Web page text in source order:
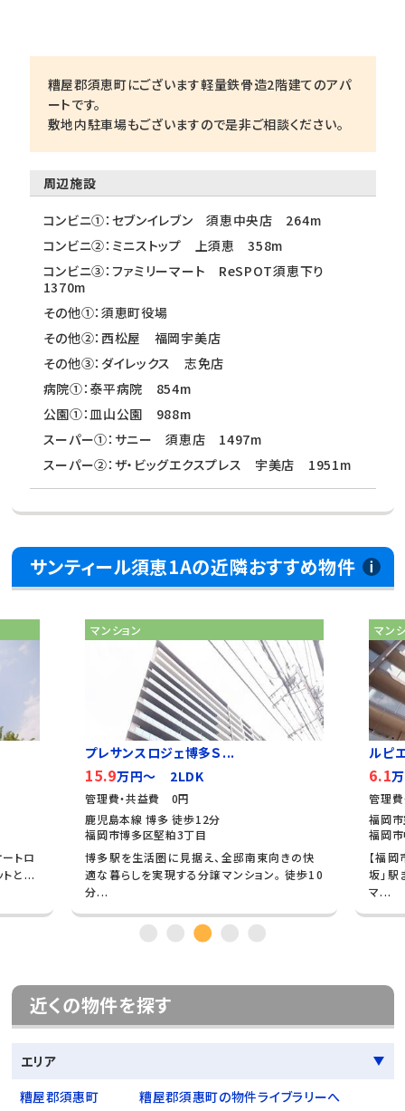
糟屋郡須恵町にございます軽量鉄骨造2階建てのアパ
ートです。
敷地内駐車場もございますので是非ご相談ください。
周辺施設
コンビニ①：セブンイレブン 須恵中央店 264m
コンビニ②：ミニストップ 上須恵 358m
コンビニ③：ファミリーマート ReSPOT須恵下り
1370m
その他①：須恵町役場
その他②：西松屋 福岡宇美店
その他③：ダイレックス 志免店
病院①：泰平病院 854m
公園①：皿山公園 988m
スーパー①：サニー 須恵店 1497m
スーパー②：ザ・ビッグエクスプレス 宇美店 1951m
サンティール須恵1Aの近隣おすすめ物件
トロ
トと...
マンション
プレサンスロジェ博多Ｓ...
15.9万円～ 2LDK
管理費・共益費 0円
鹿児島本線 博多 徒歩12分
福岡市博多区堅粕3丁目
博多駅を生活圏に見据え、全邸南東向きの快
適な暮らしを実現する分譲マンション。 徒歩10
分...
マン
ルピ
6.1
管理
福岡
福岡
【福
坂」
マ...
近くの物件を探す
エリア
糟屋郡須惠町
糟屋郡須惠町の物件ライブラリーへ